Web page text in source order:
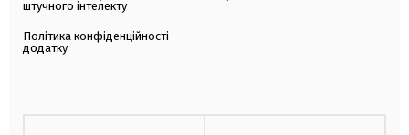
штучного інтелекту
Політика конфіденційності
додатку